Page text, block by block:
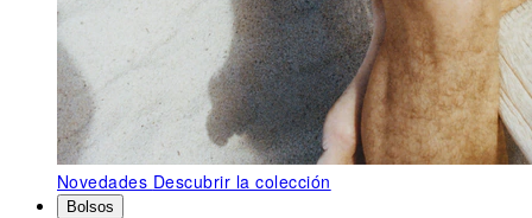
Novedades Descubrir la colección
Bolsos